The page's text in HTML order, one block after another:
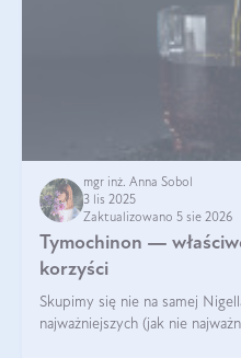
mgr inż. Anna Sobol
3 lis 2025
Zaktualizowano 5 sie 2026
Tymochinon —
korzyści
Skupimy się nie na samej
najważniejszych (jak nie